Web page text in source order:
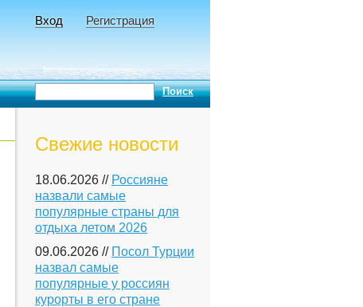
Вход Регистрация
Свежие новости
18.06.2026 // Россияне
назвали самые
популярные страны для
отдыха летом 2026
09.06.2026 // Посол Турции
назвал самые
популярные у россиян
курорты в его стране